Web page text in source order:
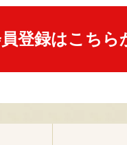
登録はこちら